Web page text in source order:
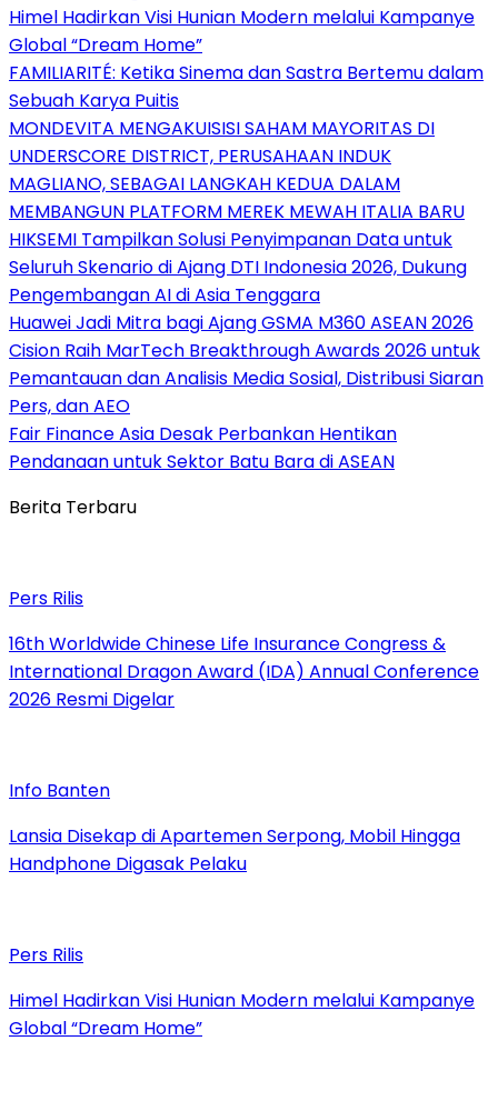
Himel Hadirkan Visi Hunian Modern melalui Kampanye
Global “Dream Home”
FAMILIARITÉ: Ketika Sinema dan Sastra Bertemu dalam
Sebuah Karya Puitis
MONDEVITA MENGAKUISISI SAHAM MAYORITAS DI
UNDERSCORE DISTRICT, PERUSAHAAN INDUK
MAGLIANO, SEBAGAI LANGKAH KEDUA DALAM
MEMBANGUN PLATFORM MEREK MEWAH ITALIA BARU
HIKSEMI Tampilkan Solusi Penyimpanan Data untuk
Seluruh Skenario di Ajang DTI Indonesia 2026, Dukung
Pengembangan AI di Asia Tenggara
Huawei Jadi Mitra bagi Ajang GSMA M360 ASEAN 2026
Cision Raih MarTech Breakthrough Awards 2026 untuk
Pemantauan dan Analisis Media Sosial, Distribusi Siaran
Pers, dan AEO
Fair Finance Asia Desak Perbankan Hentikan
Pendanaan untuk Sektor Batu Bara di ASEAN
Berita Terbaru
Pers Rilis
16th Worldwide Chinese Life Insurance Congress &
International Dragon Award (IDA) Annual Conference
2026 Resmi Digelar
Info Banten
Lansia Disekap di Apartemen Serpong, Mobil Hingga
Handphone Digasak Pelaku
Pers Rilis
Himel Hadirkan Visi Hunian Modern melalui Kampanye
Global “Dream Home”